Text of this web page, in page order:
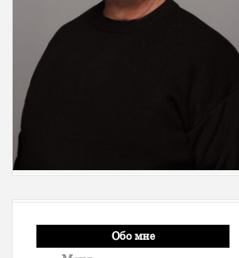
Обо мне